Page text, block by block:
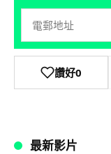
讚好0
最新影片